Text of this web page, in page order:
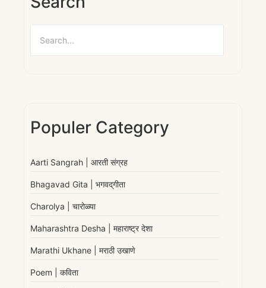
Populer Category
Aarti Sangrah | आरती संग्रह
Bhagavad Gita | भगवद्‌गीता
Charolya | चारोळ्या
Maharashtra Desha | महाराष्ट्र देशा
Marathi Ukhane | मराठी उखाणे
Poem | कविता